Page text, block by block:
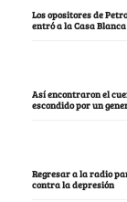
Los opositores de
entró a la Casa Blanca
Así encontraron el
escondido por un
Regresar a la radio
contra la depresión